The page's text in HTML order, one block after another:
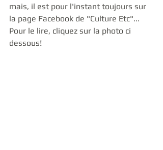
mais, il est pour l'instant toujours sur
la page Facebook de "Culture Etc"...
Pour le lire, cliquez sur la photo ci
dessous!